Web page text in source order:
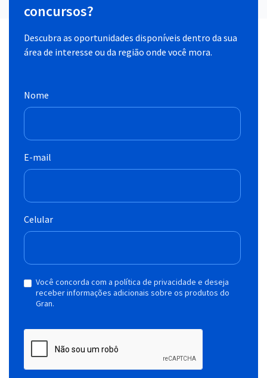
concursos?
Descubra as oportunidades disponíveis dentro da sua
área de interesse ou da região onde você mora.
Nome
E-mail
Celular
Você concorda com a política de privacidade e deseja
receber informações adicionais sobre os produtos do
Gran.